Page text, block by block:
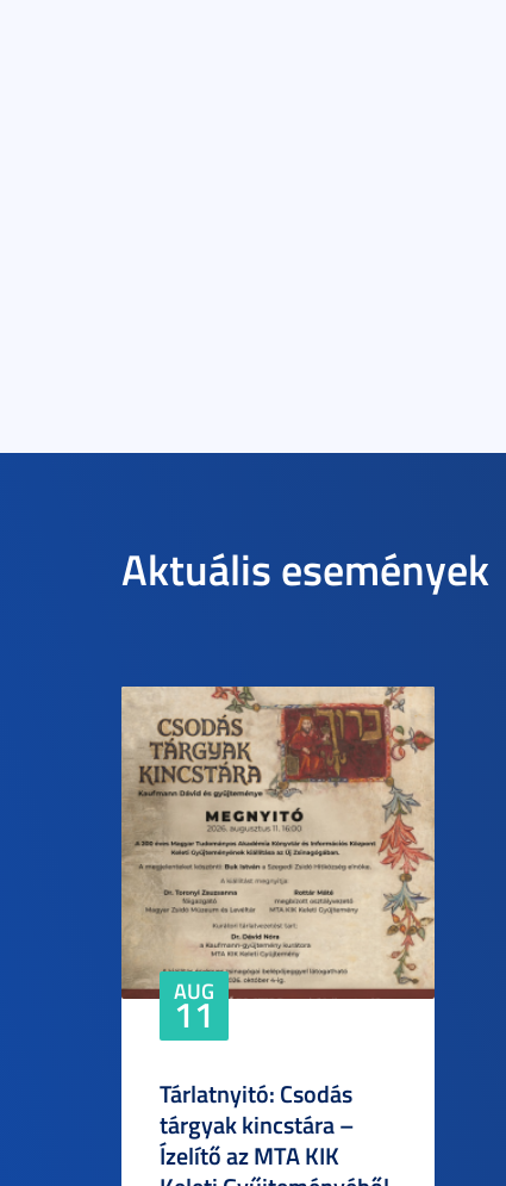
Aktuális események
AUG
11
Tárlatnyitó: Csodás
tárgyak kincstára –
Ízelítő az MTA KIK